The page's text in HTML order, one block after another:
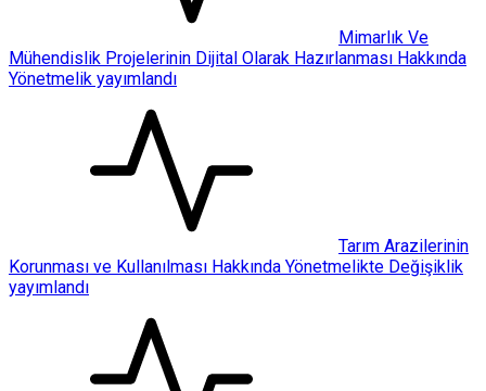
Mimarlık Ve
Mühendislik Projelerinin Dijital Olarak Hazırlanması Hakkında
Yönetmelik yayımlandı
Tarım Arazilerinin
Korunması ve Kullanılması Hakkında Yönetmelikte Değişiklik
yayımlandı